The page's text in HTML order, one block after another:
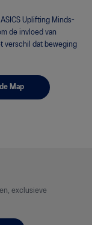
Uplifting Minds-
de invloed van
verschil dat beweging
Map
exclusieve